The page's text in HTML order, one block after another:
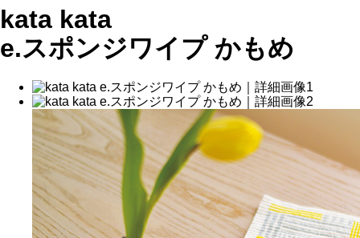
kata kata
e.スポンジワイプ かもめ